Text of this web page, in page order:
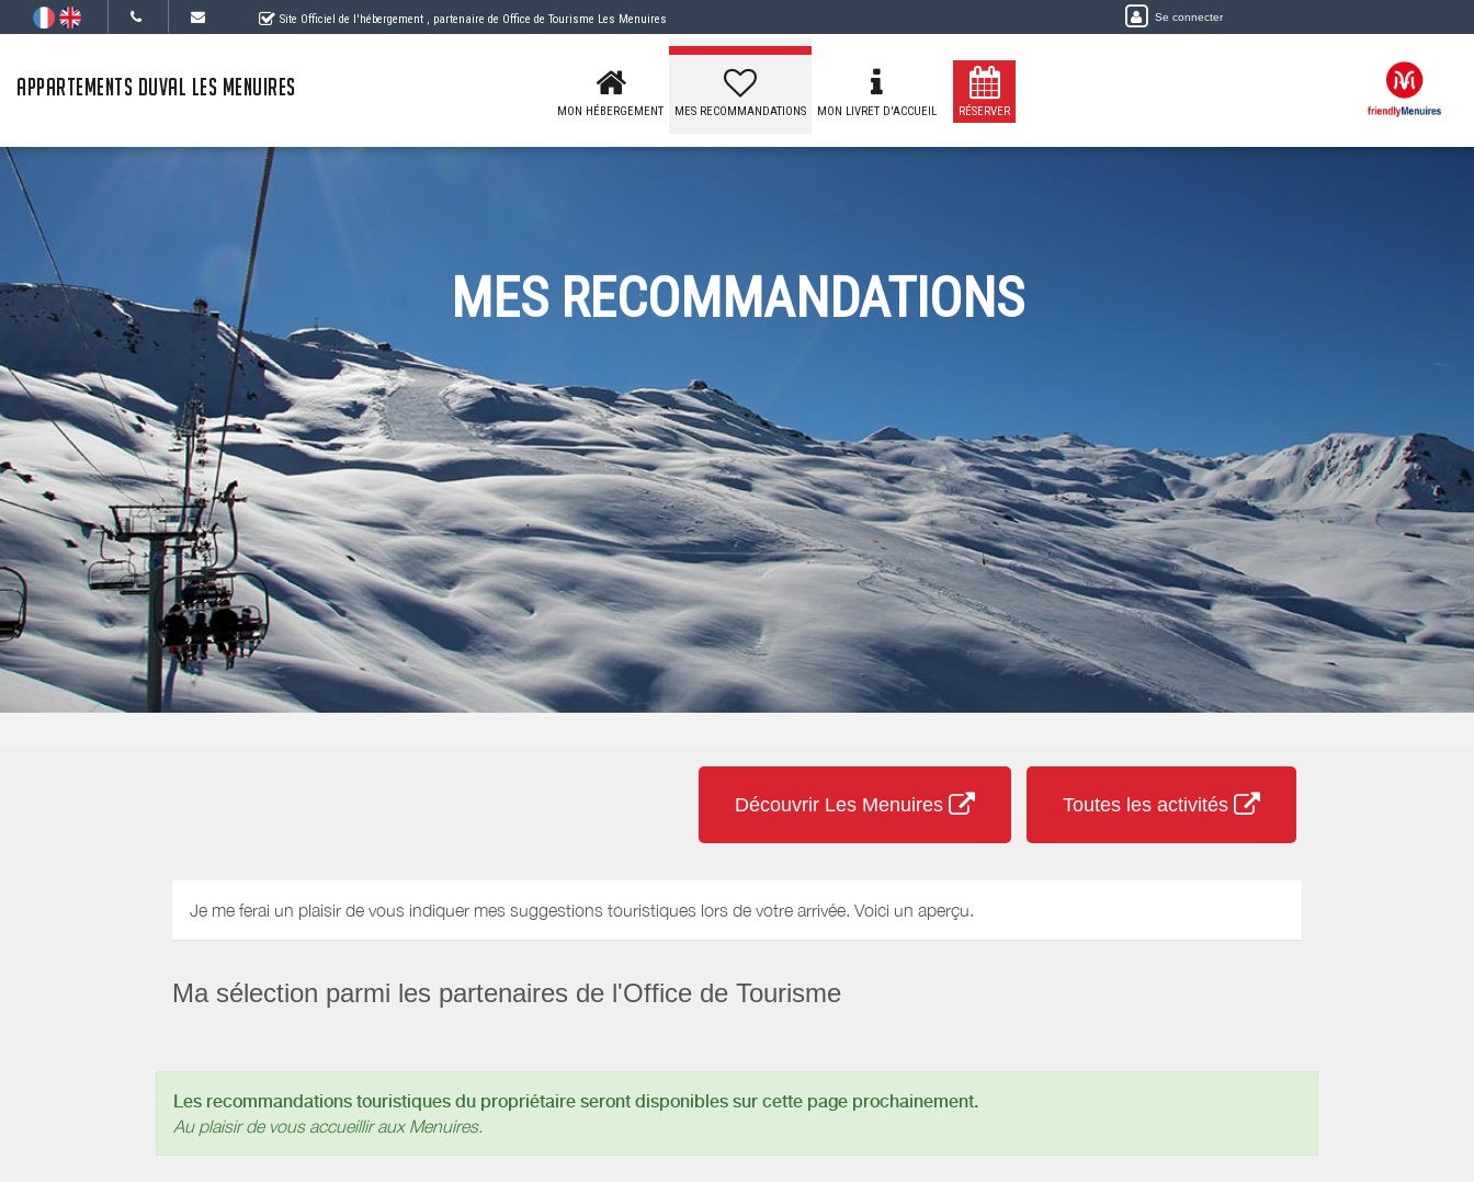
Site Officiel de l'hébergement , partenaire de Office de Tourisme Les Menuires Se connecter
APPARTEMENTS DUVAL LES MENUIRES
MON HÉBERGEMENT MES RECOMMANDATIONS MON LIVRET D'ACCUEIL RÉSERVER
MES RECOMMANDATIONS
Découvrir Les Menuires Toutes les activités
Je me ferai un plaisir de vous indiquer mes suggestions touristiques lors de votre arrivée. Voici un aperçu.
Ma sélection parmi les partenaires de l'Office de Tourisme
Les recommandations touristiques du propriétaire seront disponibles sur cette page prochainement.
Au plaisir de vous accueillir aux Menuires.